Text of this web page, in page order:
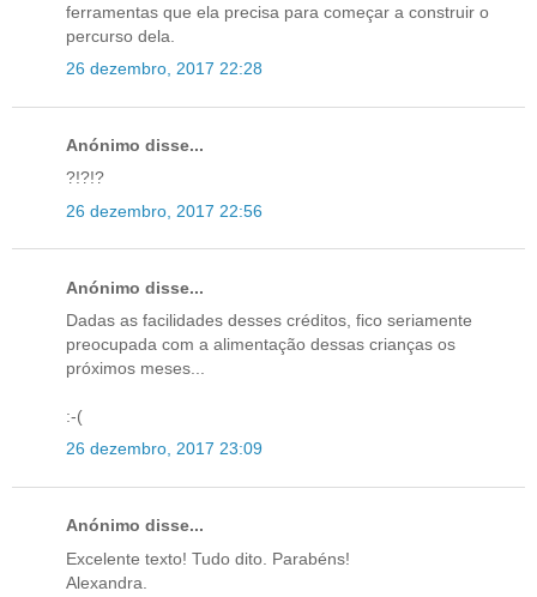
ferramentas que ela precisa para começar a construir o
percurso dela.
26 dezembro, 2017 22:28
Anónimo disse...
?!?!?
26 dezembro, 2017 22:56
Anónimo disse...
Dadas as facilidades desses créditos, fico seriamente
preocupada com a alimentação dessas crianças os
próximos meses...
:-(
26 dezembro, 2017 23:09
Anónimo disse...
Excelente texto! Tudo dito. Parabéns!
Alexandra.